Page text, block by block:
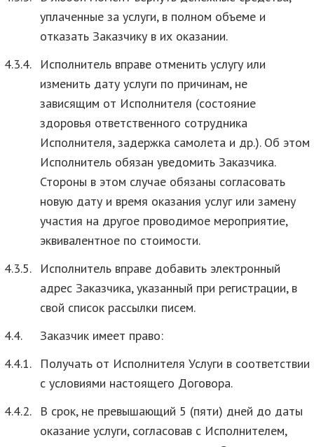
уплаченные за услуги, в полном объеме и
отказать Заказчику в их оказании.
4.3.4.
Исполнитель вправе отменить услугу или
изменить дату услуги по причинам, не
зависящим от Исполнителя (состояние
здоровья ответственного сотрудника
Исполнителя, задержка самолета и др.). Об этом
Исполнитель обязан уведомить Заказчика.
Стороны в этом случае обязаны согласовать
новую дату и время оказания услуг или замену
участия на другое проводимое мероприятие,
эквивалентное по стоимости.
4.3.5.
Исполнитель вправе добавить электронный
адрес Заказчика, указанный при регистрации, в
свой список рассылки писем.
4.4.
Заказчик имеет право:
4.4.1.
Получать от Исполнителя Услуги в соответствии
с условиями настоящего Договора.
4.4.2.
В срок, не превышающий 5 (пяти) дней до даты
оказание услуги, согласовав с Исполнителем,